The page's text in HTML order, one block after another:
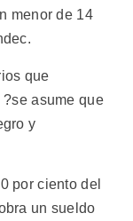
menor de 14
que
asume que
y
por ciento del
un sueldo